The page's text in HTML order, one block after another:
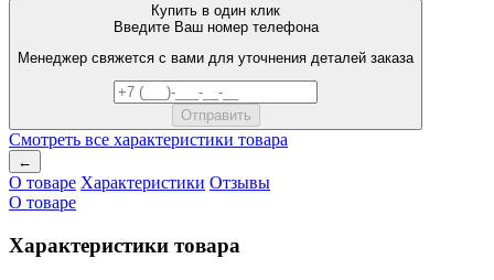
Купить в один клик
Введите Ваш номер телефона
Менеджер свяжется с вами для уточнения деталей заказа
Смотреть все характеристики товара
←
О товаре Характеристики Отзывы
О товаре
Характеристики товара